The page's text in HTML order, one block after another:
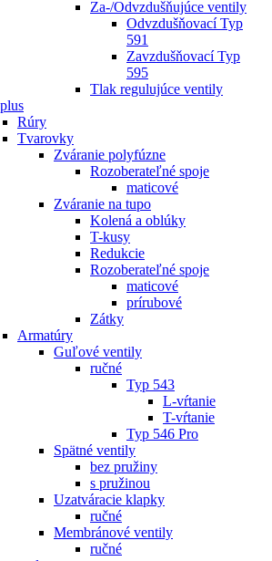
Za-/Odvzdušňujúce ventily
Odvzdušňovací Typ
591
Zavzdušňovací Typ
595
Tlak regulujúce ventily
Rúry
Tvarovky
Zváranie polyfúzne
Rozoberateľné spoje
maticové
Zváranie na tupo
Kolená a oblúky
T-kusy
Redukcie
Rozoberateľné spoje
maticové
prírubové
Zátky
Armatúry
Guľové ventily
ručné
Typ 543
L-vŕtanie
T-vŕtanie
Typ 546 Pro
Spätné ventily
bez pružiny
s pružinou
Uzatváracie klapky
ručné
Membránové ventily
ručné